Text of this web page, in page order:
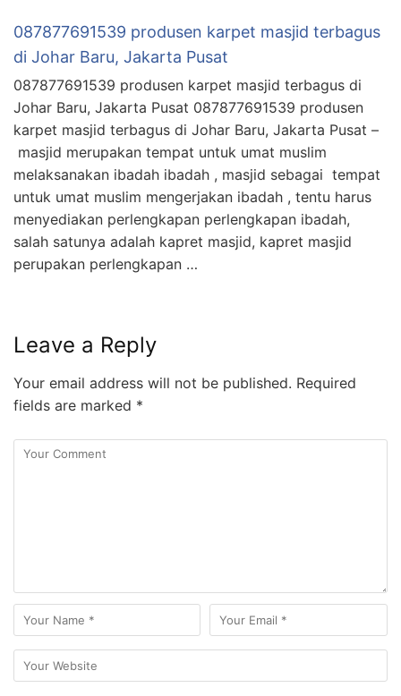
087877691539 produsen karpet masjid terbagus
di Johar Baru, Jakarta Pusat
087877691539 produsen karpet masjid terbagus di
Johar Baru, Jakarta Pusat 087877691539 produsen
karpet masjid terbagus di Johar Baru, Jakarta Pusat –
masjid merupakan tempat untuk umat muslim
melaksanakan ibadah ibadah , masjid sebagai tempat
untuk umat muslim mengerjakan ibadah , tentu harus
menyediakan perlengkapan perlengkapan ibadah,
salah satunya adalah kapret masjid, kapret masjid
perupakan perlengkapan …
Leave a Reply
Your email address will not be published. Required
fields are marked *